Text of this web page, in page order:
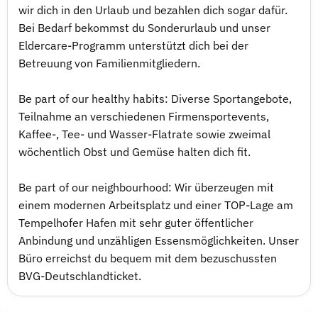
wir dich in den Urlaub und bezahlen dich sogar dafür.
Bei Bedarf bekommst du Sonderurlaub und unser
Eldercare-Programm unterstützt dich bei der
Betreuung von Familienmitgliedern.
Be part of our healthy habits: Diverse Sportangebote,
Teilnahme an verschiedenen Firmensportevents,
Kaffee-, Tee- und Wasser-Flatrate sowie zweimal
wöchentlich Obst und Gemüse halten dich fit.
Be part of our neighbourhood: Wir überzeugen mit
einem modernen Arbeitsplatz und einer TOP-Lage am
Tempelhofer Hafen mit sehr guter öffentlicher
Anbindung und unzähligen Essensmöglichkeiten. Unser
Büro erreichst du bequem mit dem bezuschussten
BVG-Deutschlandticket.